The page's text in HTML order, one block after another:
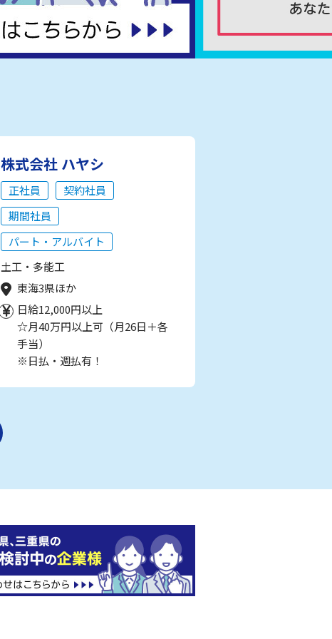
株式会社 ハヤシ
正社員
契約社員
期間社員
パート・アルバイト
土工・多能工
東海3県ほか
日給12,000円以上
☆月40万円以上可（月26日＋各
手当）
※日払・週払有！